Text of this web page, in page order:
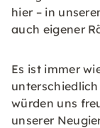
hier – in
auch eigener
Es ist immer
würden uns
unserer